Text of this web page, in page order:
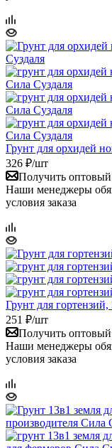
Грунт для орхидей
326 ₽/шт
Получить
Наши менеджеры
условия заказа
Грунт для гортензий,
251 ₽/шт
Получить
Наши менеджеры
условия заказа